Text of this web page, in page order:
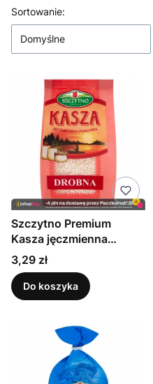
Lista produktów
Sortowanie:
Domyślne
Szczytno Premium
Kasza jęczmienna
perłowa 400 g
Cena
3,29 zł
Do koszyka